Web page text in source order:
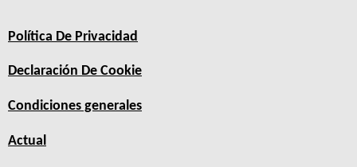
Política De Privacidad
Declaración De Cookie
Condiciones generales
Actual